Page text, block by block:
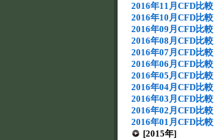
2016年11月CFD比較
2016年10月CFD比較
2016年09月CFD比較
2016年08月CFD比較
2016年07月CFD比較
2016年06月CFD比較
2016年05月CFD比較
2016年04月CFD比較
2016年03月CFD比較
2016年02月CFD比較
2016年01月CFD比較
[2015年]